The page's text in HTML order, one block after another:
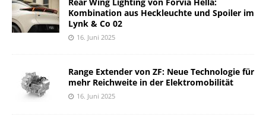
Kombination aus Heckleuchte und Spoiler im
Lynk & Co 02
16. Juni 2025
Range Extender von ZF: Neue Technologie für
mehr Reichweite in der Elektromobilität
16. Juni 2025